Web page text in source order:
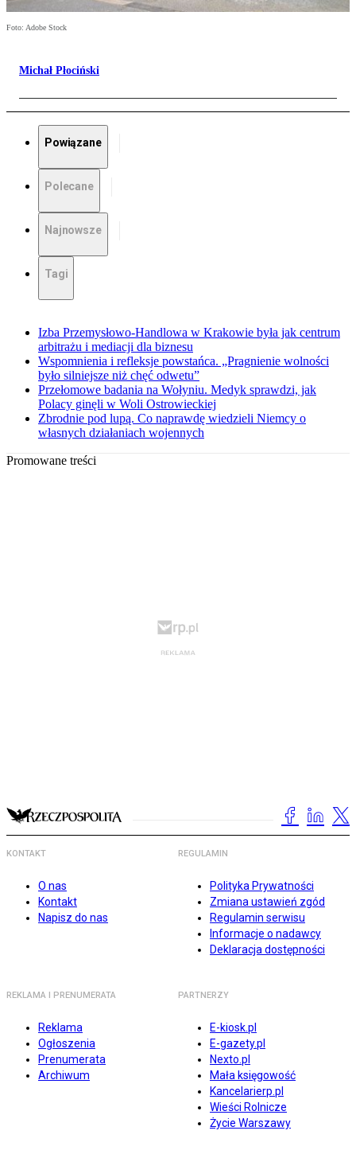
Foto: Adobe Stock
Michał Płociński
Powiązane
Polecane
Najnowsze
Tagi
Izba Przemysłowo-Handlowa w Krakowie była jak centrum
arbitrażu i mediacji dla biznesu
Wspomnienia i refleksje powstańca. „Pragnienie wolności
było silniejsze niż chęć odwetu”
Przełomowe badania na Wołyniu. Medyk sprawdzi, jak
Polacy ginęli w Woli Ostrowieckiej
Zbrodnie pod lupą. Co naprawdę wiedzieli Niemcy o
własnych działaniach wojennych
Promowane treści
KONTAKT
O nas
Kontakt
Napisz do nas
REGULAMIN
Polityka Prywatności
Zmiana ustawień zgód
Regulamin serwisu
Informacje o nadawcy
Deklaracja dostępności
REKLAMA I PRENUMERATA
Reklama
Ogłoszenia
Prenumerata
Archiwum
PARTNERZY
E-kiosk.pl
E-gazety.pl
Nexto.pl
Mała księgowość
Kancelarierp.pl
Wieści Rolnicze
Życie Warszawy